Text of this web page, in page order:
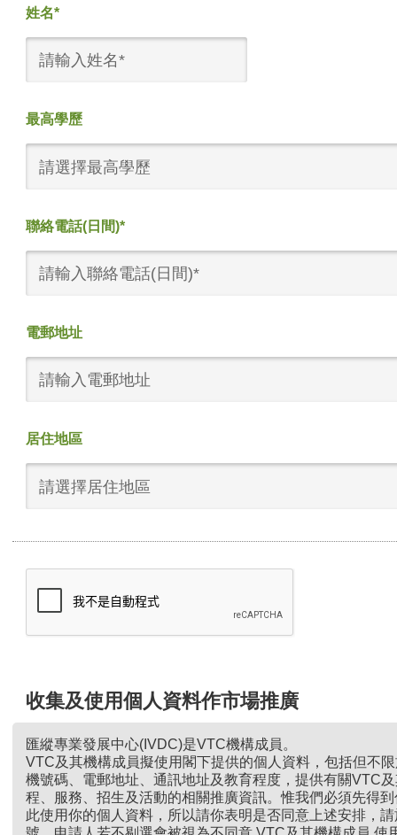
姓名*
最高學歷
請選擇最高學歷
聯絡電話(日間)*
電郵地址
居住地區
請選擇居住地區
收集及使用個人資料作市場推廣
匯縱專業發展中心(IVDC)是VTC機構成員。
VTC及其機構成員擬使用閣下提供的個人資料，包括但不
機號碼、電郵地址、通訊地址及教育程度，提供有關VTC
程、服務、招生及活動的相關推廣資訊。惟我們必須先得
此使用你的個人資料，所以請你表明是否同意上述安排，